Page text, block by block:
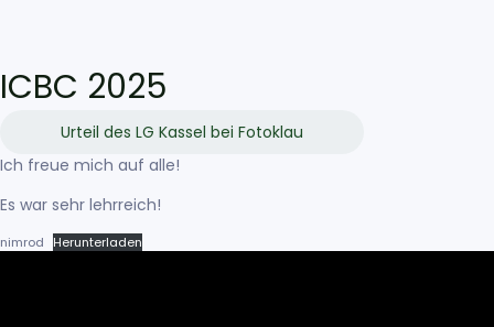
ICBC 2025
Urteil des LG Kassel bei Fotoklau
Ich freue mich auf alle!
Es war sehr lehrreich!
nimrod Herunterladen